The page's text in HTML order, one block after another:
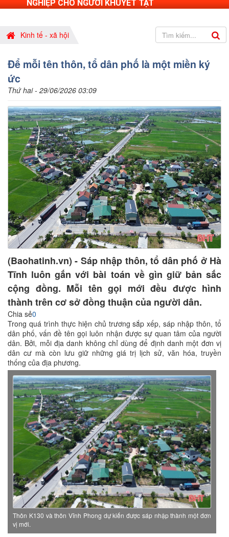
NGHIỆP CHO NGƯỜI KHUYẾT TẬT
Kinh tế - xã hội
Để mỗi tên thôn, tổ dân phố là một miền ký
ức
Thứ hai - 29/06/2026 03:09
(Baohatinh.vn) - Sáp nhập thôn, tổ dân phố ở Hà
Tĩnh luôn gắn với bài toán về gìn giữ bản sắc
cộng đồng. Mỗi tên gọi mới đều được hình
thành trên cơ sở đồng thuận của người dân.
Chia sẻ0
Trong quá trình thực hiện chủ trương sắp xếp, sáp nhập thôn, tổ
dân phố, vấn đề tên gọi luôn nhận được sự quan tâm của người
dân. Bởi, mỗi địa danh không chỉ dùng để định danh một đơn vị
dân cư mà còn lưu giữ những giá trị lịch sử, văn hóa, truyền
thống của địa phương.
Thôn K130 và thôn Vĩnh Phong dự kiến được sáp nhập thành một đơn
vị mới.